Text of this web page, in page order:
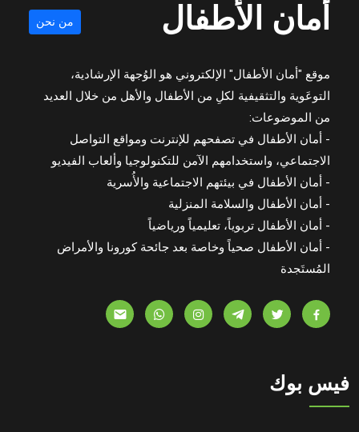
أمان الأطفال من نحن
موقع "أمان الأطفال" الإلكتروني هو الوُجهة الإرشادية،
التوعَوية والتثقيفية لكلِ من الأطفال والأهل من خلال العديد
من الموضوعات:
- أمان الأطفال في تصفحهم للإنترنت ومواقع التواصل
الاجتماعي، واستخدامهم الآمن للتكنولوجيا وألعاب الفيديو
- أمان الأطفال في بيئتهم الاجتماعية والأُسرية
- أمان الأطفال والسلامة المنزلية
- أمان الأطفال تربوياً، تعليمياً ورياضياً
- أمان الأطفال صحياً وخاصة بعد جائحة كورونا والأمراض
المُستَجدة
فيس بوك